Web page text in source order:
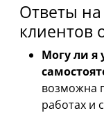
Ответы
клиентов
Могу ли я
возможна
работах и